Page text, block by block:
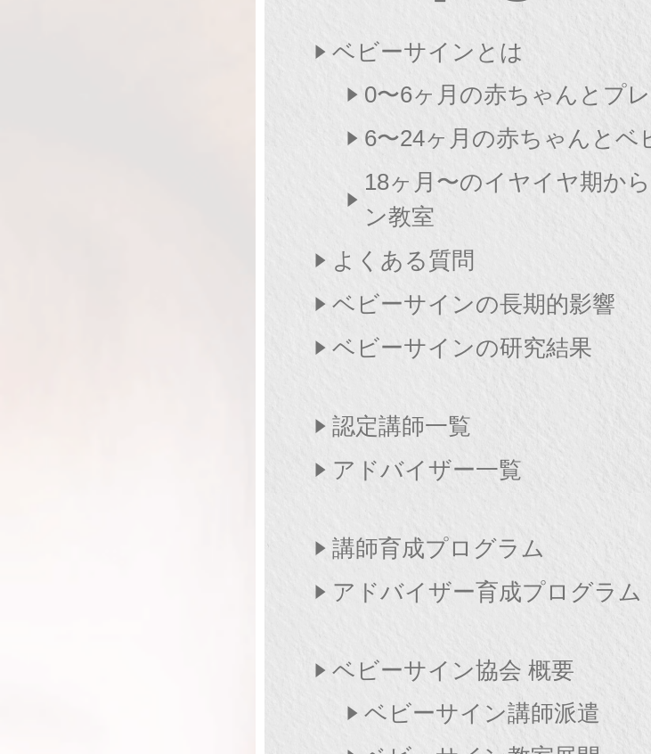
ベビーサインとは
0〜6ヶ月の赤ちゃんとプ
6〜24ヶ月の赤ちゃんとベ
18ヶ月〜のイヤイヤ期か
ン教室
よくある質問
ベビーサインの長期的影響
ベビーサインの研究結果
認定講師一覧
アドバイザー一覧
講師育成プログラム
アドバイザー育成プログラム
ベビーサイン協会 概要
ベビーサイン講師派遣